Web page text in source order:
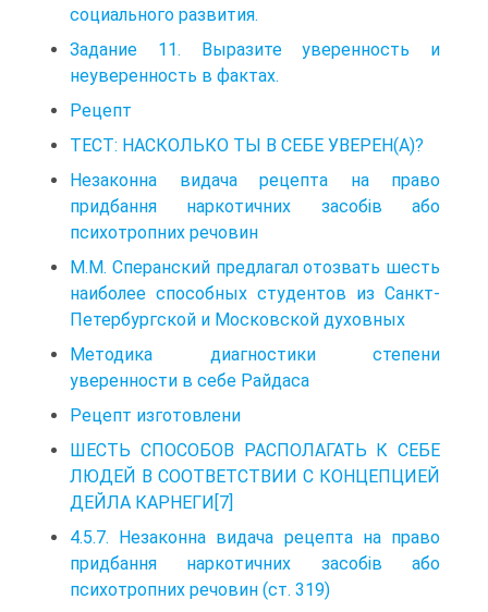
социального развития.
Задание 11. Выразите уверенность и
неуверенность в фактах.
Рецепт
ТЕСТ: НАСКОЛЬКО ТЫ В СЕБЕ УВЕРЕН(А)?
Незаконна видача рецепта на право
придбання наркотичних засобів або
психотропних речовин
М.М. Сперанский предлагал отозвать шесть
наиболее способных студентов из Санкт-
Петербургской и Московской духовных
Методика диагностики степени
уверенности в себе Райдаса
Рецепт изготовлени
ШЕСТЬ СПОСОБОВ РАСПОЛАГАТЬ К СЕБЕ
ЛЮДЕЙ В СООТВЕТСТВИИ С КОНЦЕПЦИЕЙ
ДЕЙЛА КАРНЕГИ[7]
4.5.7. Незаконна видача рецепта на право
придбання наркотичних засобів або
психотропних речовин (ст. 319)